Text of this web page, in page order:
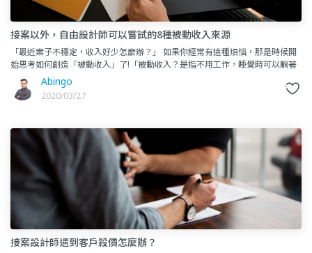
接案以外，自由設計師可以嘗試的8種被動收入來源
「最近案子不穩定，收入好少怎麼辦？」 如果你經常有這種煩惱，那是時候開
始思考如何創造「被動收入」了!「被動收入？是指不用工作，睡覺時可以躺著
賺那種嗎？」不不，被動收入並不是你想的那樣。&nb
Abingo
2020/03/27
接案設計師遇到客戶殺價怎麼辦？